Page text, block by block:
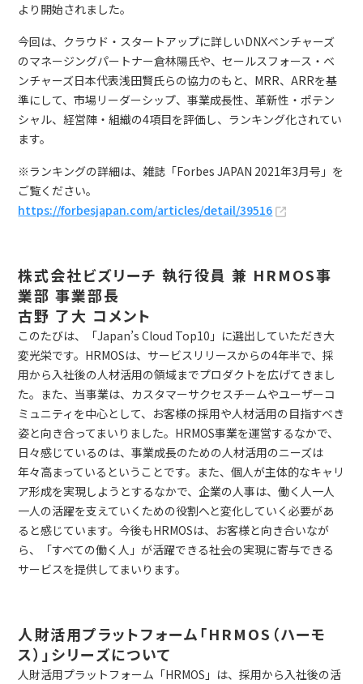
より開始されました。
今回は、クラウド・スタートアップに詳しいDNXベンチャーズ
のマネージングパートナー倉林陽氏や、セールスフォース・ベ
ンチャーズ日本代表浅田賢氏らの協力のもと、MRR、ARRを基
準にして、市場リーダーシップ、事業成長性、革新性・ポテン
シャル、経営陣・組織の4項目を評価し、ランキング化されてい
ます。
※ランキングの詳細は、雑誌「Forbes JAPAN 2021年3月号」を
ご覧ください。
https://forbesjapan.com/articles/detail/39516
株式会社ビズリーチ 執行役員 兼 HRMOS事
業部 事業部長
古野 了大 コメント
このたびは、「Japan’s Cloud Top10」に選出していただき大
変光栄です。HRMOSは、サービスリリースからの4年半で、採
用から入社後の人材活用の領域までプロダクトを広げてきまし
た。また、当事業は、カスタマーサクセスチームやユーザーコ
ミュニティを中心として、お客様の採用や人材活用の目指すべき
姿と向き合ってまいりました。HRMOS事業を運営するなかで、
日々感じているのは、事業成長のための人材活用のニーズは
年々高まっているということです。また、個人が主体的なキャリ
ア形成を実現しようとするなかで、企業の人事は、働く人一人
一人の活躍を支えていくための役割へと変化していく必要があ
ると感じています。今後もHRMOSは、お客様と向き合いなが
ら、「すべての働く人」が活躍できる社会の実現に寄与できる
サービスを提供してまいります。
人財活用プラットフォーム「HRMOS（ハーモ
ス）」シリーズについて
人財活用プラットフォーム「HRMOS」は、採用から入社後の活